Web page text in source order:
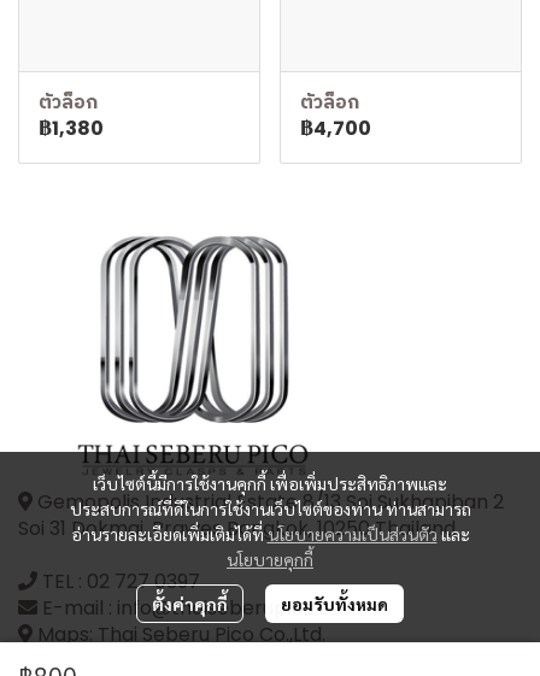
ตัวล็อก
฿1,380
ตัวล็อก
฿4,700
เว็บไซต์นี้มีการใช้งานคุกกี้ เพื่อเพิ่มประสิทธิภาพและ
ประสบการณ์ที่ดีในการใช้งานเว็บไซต์ของท่าน ท่านสามารถ
อ่านรายละเอียดเพิ่มเติมได้ที่นโยบายความเป็นส่วนตัวและ
นโยบายคุกกี้
ตั้งค่าคุกกี้ ยอมรับทั้งหมด
Gemopolis Industrial Estate 8/13 Soi Sukhapiban 2
Soi 31 Dokmai, Prawes Bangkok, 10250 Thailand
TEL : 02 727 0397
E-mail : info@thaiseberupico.com
Maps: Thai Seberu Pico Co.,Ltd.